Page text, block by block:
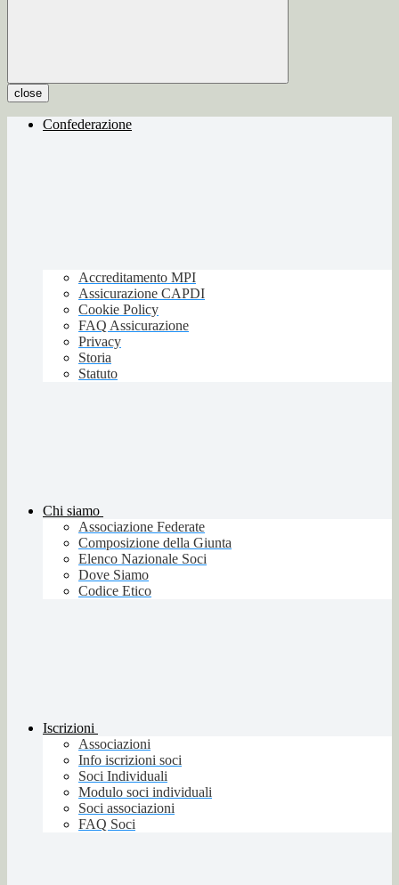
close
Confederazione
Accreditamento MPI
Assicurazione CAPDI
Cookie Policy
FAQ Assicurazione
Privacy
Storia
Statuto
Chi siamo
Associazione Federate
Composizione della Giunta
Elenco Nazionale Soci
Dove Siamo
Codice Etico
Iscrizioni
Associazioni
Info iscrizioni soci
Soci Individuali
Modulo soci individuali
Soci associazioni
FAQ Soci